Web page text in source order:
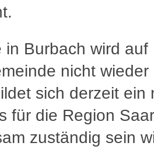
in Burbach wird auf
nicht wieder
sich derzeit ein
für die Region
zuständig sein